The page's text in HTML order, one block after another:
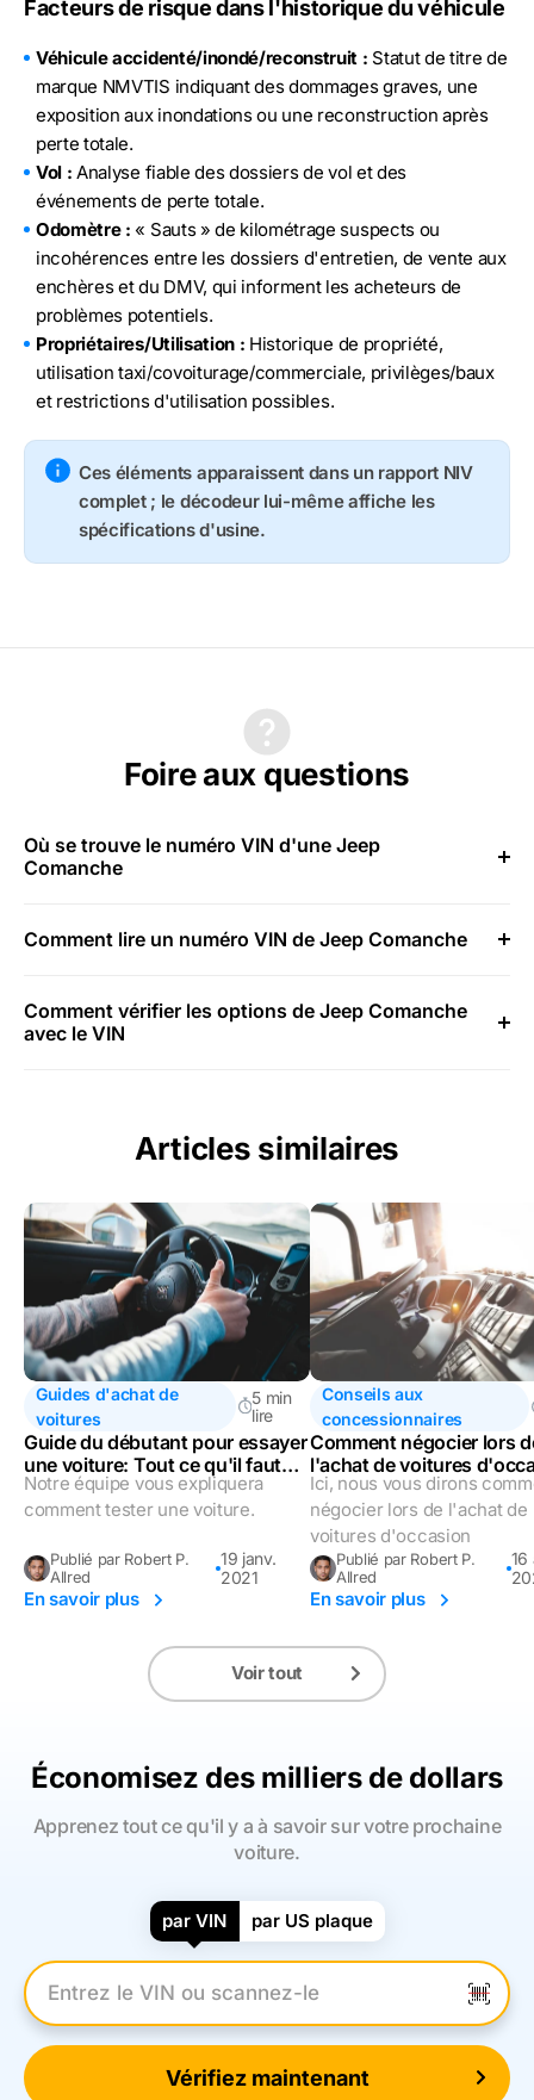
Facteurs de risque dans l'historique du véhicule
Véhicule accidenté/inondé/reconstruit : Statut de titre de
marque NMVTIS indiquant des dommages graves, une
exposition aux inondations ou une reconstruction après
perte totale.
Vol : Analyse fiable des dossiers de vol et des
événements de perte totale.
Odomètre : « Sauts » de kilométrage suspects ou
incohérences entre les dossiers d'entretien, de vente aux
enchères et du DMV, qui informent les acheteurs de
problèmes potentiels.
Propriétaires/Utilisation : Historique de propriété,
utilisation taxi/covoiturage/commerciale, privilèges/baux
et restrictions d'utilisation possibles.
Ces éléments apparaissent dans un rapport NIV
complet ; le décodeur lui-même affiche les
spécifications d'usine.
Foire aux questions
Où se trouve le numéro VIN d'une Jeep
Comanche
Comment lire un numéro VIN de Jeep Comanche
Comment vérifier les options de Jeep Comanche
avec le VIN
Articles similaires
Guides d'achat de
voitures
5 min
lire
Guide du débutant pour essayer
une voiture: Tout ce qu'il faut
savoir
Notre équipe vous expliquera
comment tester une voiture.
Publié par Robert P.
Allred
19 janv.
2021
En savoir plus
Conseils aux
concessionnaires
Comment négocier lors
l'achat de voitures
Ici, nous vous dirons
négocier lors de l'achat de
voitures d'occasion
Publié par Robert P.
Allred
16
En savoir plus
Voir tout
Économisez des milliers de dollars
Apprenez tout ce qu'il y a à savoir sur votre prochaine
voiture.
par VIN par US plaque
Entrez le numéro VIN
Vérifiez maintenant